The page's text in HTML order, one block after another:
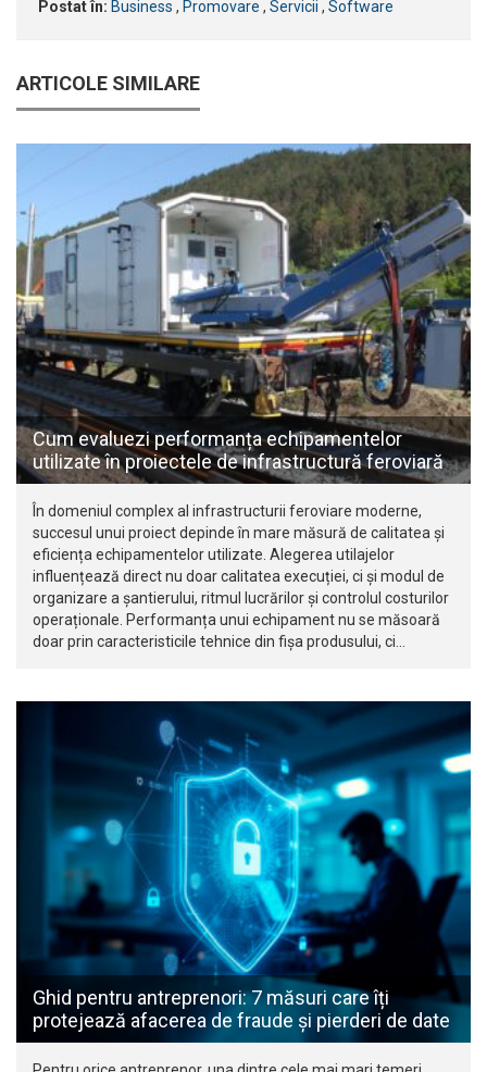
Postat în: Business , Promovare , Servicii , Software
ARTICOLE SIMILARE
Cum evaluezi performanța echipamentelor
utilizate în proiectele de infrastructură feroviară
În domeniul complex al infrastructurii feroviare moderne,
succesul unui proiect depinde în mare măsură de calitatea și
eficiența echipamentelor utilizate. Alegerea utilajelor
influențează direct nu doar calitatea execuției, ci și modul de
organizare a șantierului, ritmul lucrărilor și controlul costurilor
operaționale. Performanța unui echipament nu se măsoară
doar prin caracteristicile tehnice din fișa produsului, ci…
Ghid pentru antreprenori: 7 măsuri care îți
protejează afacerea de fraude și pierderi de date